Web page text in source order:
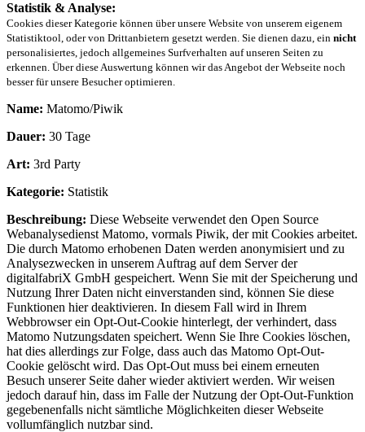
Statistik & Analyse:
Cookies dieser Kategorie können über unsere Website von unserem eigenem
Statistiktool, oder von Drittanbietern gesetzt werden. Sie dienen dazu, ein nicht
personalisiertes, jedoch allgemeines Surfverhalten auf unseren Seiten zu
erkennen. Über diese Auswertung können wir das Angebot der Webseite noch
besser für unsere Besucher optimieren.
Name: Matomo/Piwik
Dauer: 30 Tage
Art: 3rd Party
Kategorie: Statistik
Beschreibung: Diese Webseite verwendet den Open Source
Webanalysedienst Matomo, vormals Piwik, der mit Cookies arbeitet.
Die durch Matomo erhobenen Daten werden anonymisiert und zu
Analysezwecken in unserem Auftrag auf dem Server der
digitalfabriX GmbH gespeichert. Wenn Sie mit der Speicherung und
Nutzung Ihrer Daten nicht einverstanden sind, können Sie diese
Funktionen hier deaktivieren. In diesem Fall wird in Ihrem
Webbrowser ein Opt-Out-Cookie hinterlegt, der verhindert, dass
Matomo Nutzungsdaten speichert. Wenn Sie Ihre Cookies löschen,
hat dies allerdings zur Folge, dass auch das Matomo Opt-Out-
Cookie gelöscht wird. Das Opt-Out muss bei einem erneuten
Besuch unserer Seite daher wieder aktiviert werden. Wir weisen
jedoch darauf hin, dass im Falle der Nutzung der Opt-Out-Funktion
gegebenenfalls nicht sämtliche Möglichkeiten dieser Webseite
vollumfänglich nutzbar sind.